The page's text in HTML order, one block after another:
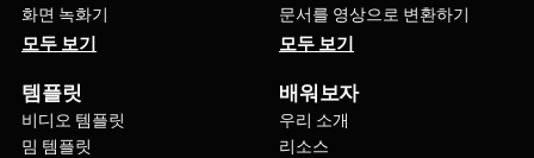
화면 녹화기
모두 보기
문서를 영상으로 변환하기
모두 보기
템플릿
비디오 템플릿
밈 템플릿
배워보자
우리 소개
리소스